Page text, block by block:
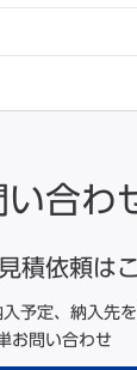
い合わ
積依頼は
予定、納入先を
お問い合わせ